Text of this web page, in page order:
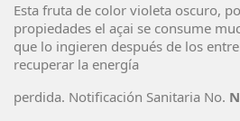
Esta fruta de color violeta oscuro,
propiedades el açai se consume
que lo ingieren después de los
recuperar la energía
perdida. Notificación Sanitaria No.